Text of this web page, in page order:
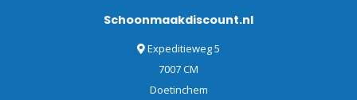
Schoonmaakdiscount.nl
Expeditieweg 5
7007 CM
Doetinchem